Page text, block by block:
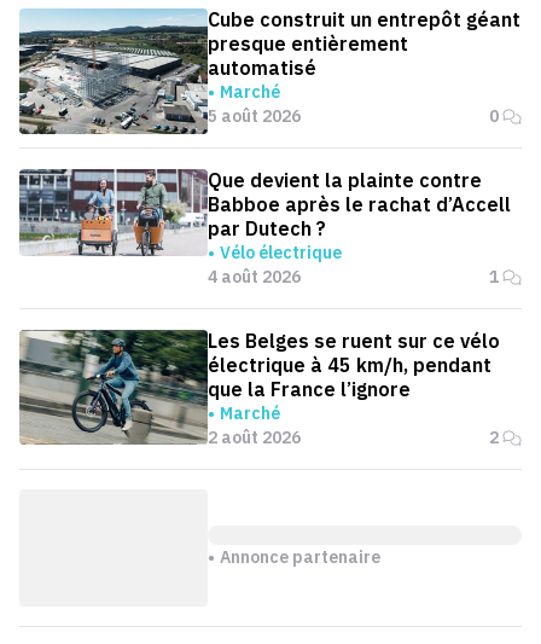
Cube construit un entrepôt géant
presque entièrement
automatisé
Marché
5 août 2026
0
Que devient la plainte contre
Babboe après le rachat d’Accell
par Dutech ?
Vélo électrique
4 août 2026
1
Les Belges se ruent sur ce vélo
électrique à 45 km/h, pendant
que la France l’ignore
Marché
2 août 2026
2
Annonce partenaire